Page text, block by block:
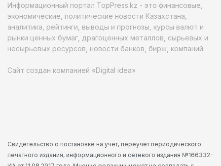
Информационный портал TopPress.kz - это финансовые,
экономические, политические новости Казахстана,
аналитика, рейтинги, выводы и прогнозы, курсы валют и
рынки ценных бумаг, драгоценных металлов, сырьевых и
несырьевых ресурсов, новости банков, бирж, компаний.
Сайт создан компанией «Digital idea»
Свидетельство о постановке на учет, переучет периодического
печатного издания, информационного и сетевого издания №166332-